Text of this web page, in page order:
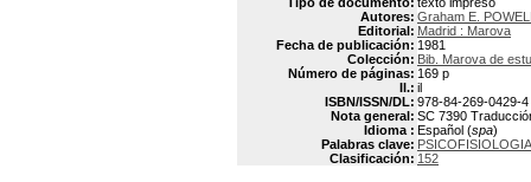
Autores: Graham E.
Editorial: Madrid : Marova
Fecha de publicación: 1981
Colección: Bib. Marova de
Número de páginas: 169 p
Il.: il
ISBN/ISSN/DL: 978-84-269-0429-4
Nota general: SC 7390
Idioma : Español (spa)
Palabras clave: PSICOFISIOLOGIA
Clasificación: 152